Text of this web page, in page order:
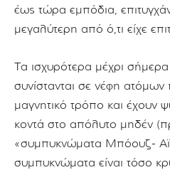
έως τώρα εμπόδια,
μεγαλύτερη από ό,τι είχε
Τα ισχυρότερα μέχρι
συνίστανται σε νέφη ατόμων
μαγνητικό τρόπο και έχουν
κοντά στο απόλυτο μηδέν
«συμπυκνώματα Μπόουζ-
συμπυκνώματα είναι τόσο